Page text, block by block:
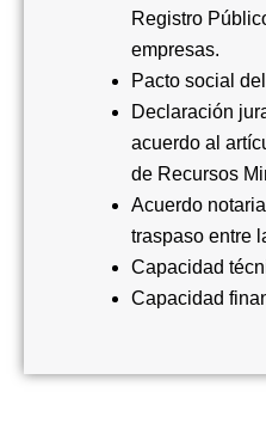
Registro
empresas.
Pacto social
Declaración
acuerdo al
de Recursos
Acuerdo
traspaso entre
Capacidad
Capacidad